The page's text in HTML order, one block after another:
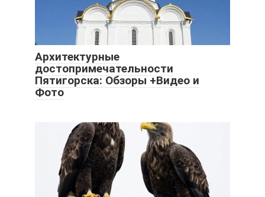
Архитектурные
достопримечательности
Пятигорска: Обзоры +Видео и
Фото